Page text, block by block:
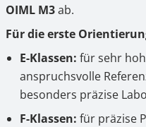
OIML M3ab.
Für die erste
E-Klassen: für sehr
anspruchsvolle
besonders präzise
F-Klassen: für präzise